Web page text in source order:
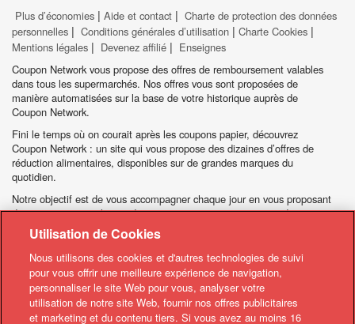
Plus d’économies | Aide et contact | Charte de protection des données
personnelles | Conditions générales d’utilisation | Charte Cookies |
Mentions légales | Devenez affilié | Enseignes
Coupon Network vous propose des offres de remboursement valables
dans tous les supermarchés. Nos offres vous sont proposées de
manière automatisées sur la base de votre historique auprès de
Coupon Network.
Fini le temps où on courait après les coupons papier, découvrez
Coupon Network : un site qui vous propose des dizaines d’offres de
réduction alimentaires, disponibles sur de grandes marques du
quotidien.
Notre objectif est de vous accompagner chaque jour en vous proposant
des promotions sur les produits que vous aimez, mais aussi de vous
permettre de découvrir les innovations des marques à prix réduits
grâce à nos offres de remboursement.
Un large choix de marques et de rayons vous est offert pour
sélectionner vos offres selon vos envies ! Pour les gourmands, un large
choix de chocolats, confiseries et desserts, pour les pros de la cuisine,
rendez-vous au rayon épicerie, pour le petit-déjeuner : café, biscuits,
céréales et gâteaux, sans oublier l’eau, le lait, les produits pour bébés,
Utilisation de Cookies
Nous utilisons des cookies et d'autres technologies de suivi
pour vous offrir une meilleure expérience de navigation,
personnaliser le site Web pour vous, analyser votre
utilisation de notre site Web, fournir nos offres publicitaires
et marketing et du contenu tiers. Si vous avez au moins 16